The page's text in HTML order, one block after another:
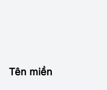
Tên miền